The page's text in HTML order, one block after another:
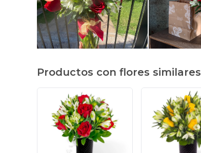
Productos con flores similares